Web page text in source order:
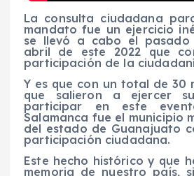
La consulta ciudadana
mandato fue un ejercicio
se llevó a cabo el pasado
abril de este 2022 que
participación de la
Y es que con un total de 30
que salieron a ejercer
participar en este
Salamanca fue el municipio
del estado de Guanajuato
participación ciudadana.
Este hecho histórico y que
memoria de nuestro país,